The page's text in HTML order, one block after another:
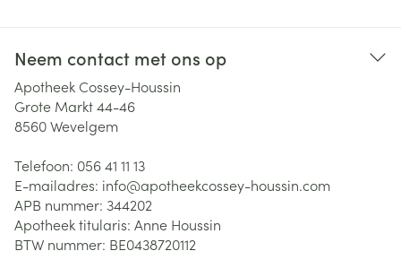
Neem contact met ons op
Apotheek Cossey-Houssin
Grote Markt 44-46
8560Wevelgem
Telefoon: 056 41 11 13
E-mailadres: info@apotheekcossey-houssin.com
APB nummer: 344202
Apotheek titularis: Anne Houssin
BTW nummer: BE0438720112